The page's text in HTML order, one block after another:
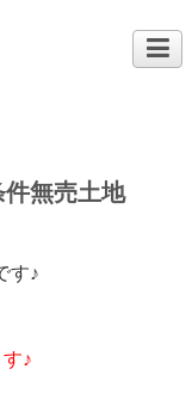
無売土地
す♪
♪